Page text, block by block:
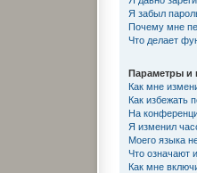
Я забыл
Почему мне
Что делает
Параметры и
Как мне
Как избежать
На
Я изменил
Моего языка
Что означают
Как мне